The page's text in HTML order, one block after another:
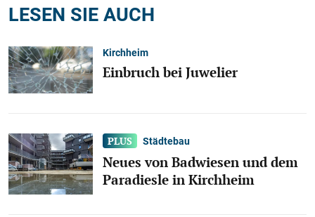
LESEN SIE AUCH
Kirchheim
Einbruch bei Juwelier
Städtebau
Neues von Badwiesen und dem
Paradiesle in Kirchheim